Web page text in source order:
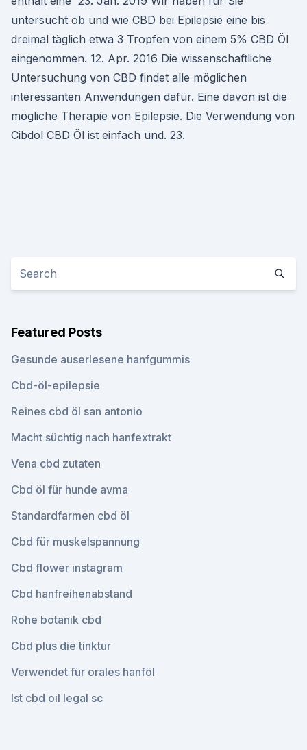
untersucht ob und wie CBD bei Epilepsie eine bis
dreimal täglich etwa 3 Tropfen von einem 5% CBD Öl
eingenommen. 12. Apr. 2016 Die wissenschaftliche
Untersuchung von CBD findet alle möglichen
interessanten Anwendungen dafür. Eine davon ist die
mögliche Therapie von Epilepsie. Die Verwendung von
Cibdol CBD Öl ist einfach und. 23.
Featured Posts
Gesunde auserlesene hanfgummis
Cbd-öl-epilepsie
Reines cbd öl san antonio
Macht süchtig nach hanfextrakt
Vena cbd zutaten
Cbd öl für hunde avma
Standardfarmen cbd öl
Cbd für muskelspannung
Cbd flower instagram
Cbd hanfreihenabstand
Rohe botanik cbd
Cbd plus die tinktur
Verwendet für orales hanföl
Ist cbd oil legal sc